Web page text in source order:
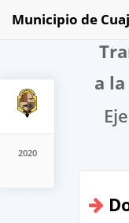
2020
Municipio de
a